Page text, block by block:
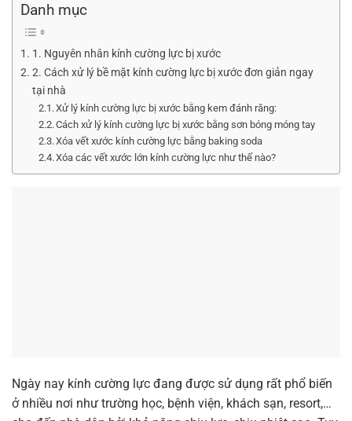
Danh mục
1. Nguyên nhân kính cường lực bị xước
2. Cách xử lý bề mặt kính cường lực bị xước đơn giản ngay
tại nhà
Xử lý kính cường lực bị xước bằng kem đánh răng:
Cách xử lý kính cường lực bị xước bằng sơn bóng móng tay
Xóa vết xước kính cường lực bằng baking soda
Xóa các vết xước lớn kính cường lực như thế nào?
Ngày nay kính cường lực đang được sử dụng rất phổ biến
ở nhiều nơi như trường học, bệnh viện, khách sạn, resort,…